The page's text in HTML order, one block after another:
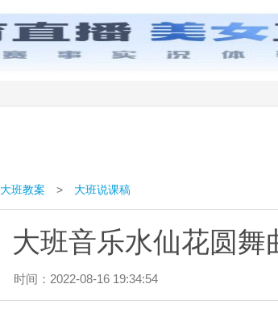
大班教案 > 大班说课稿
大班音乐水仙花圆舞
时间：2022-08-16 19:34:54